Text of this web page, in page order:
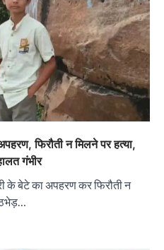
फिरौती न मिलने पर हत्या,
गंभीर
के बेटे का अपहरण कर फिरौती न